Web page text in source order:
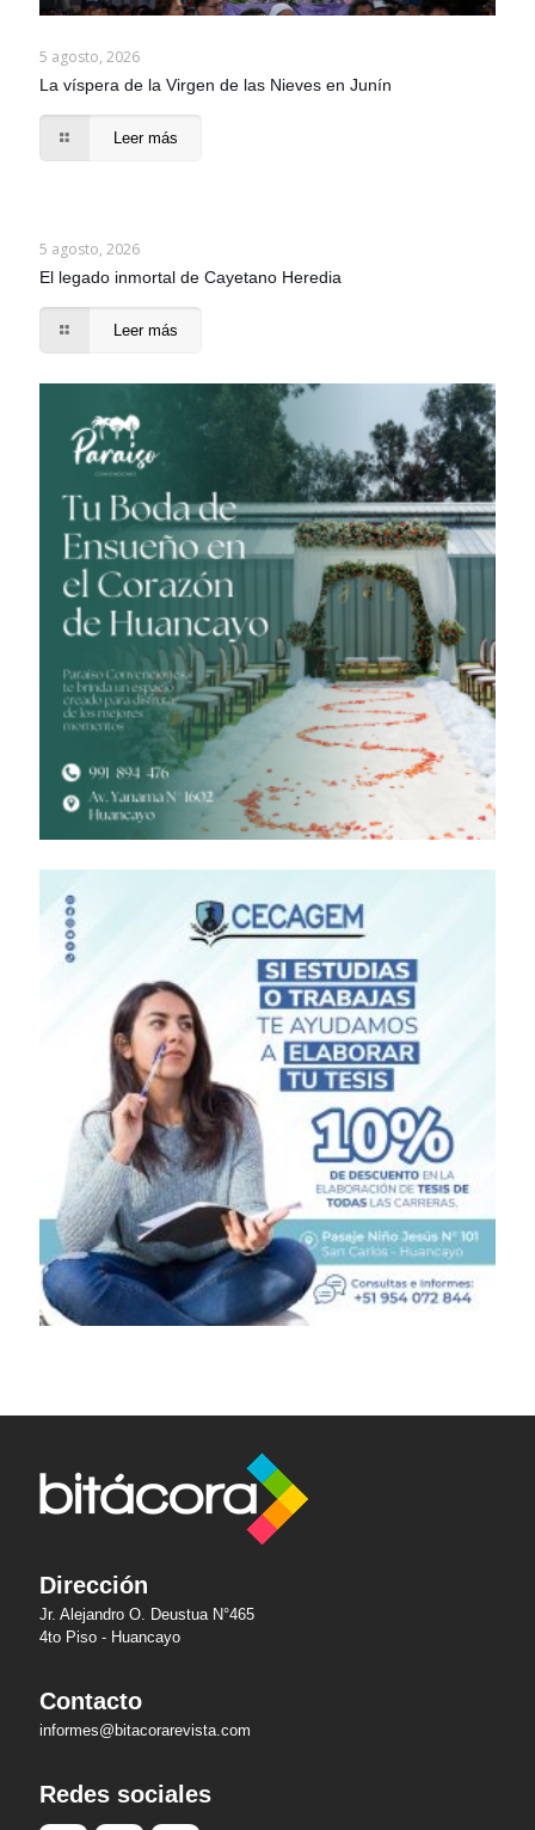
5 agosto, 2026
La víspera de la Virgen de las Nieves en Junín
Leer más
5 agosto, 2026
El legado inmortal de Cayetano Heredia
Leer más
Dirección
Jr. Alejandro O. Deustua N°465
4to Piso - Huancayo
Contacto
informes@bitacorarevista.com
Redes sociales